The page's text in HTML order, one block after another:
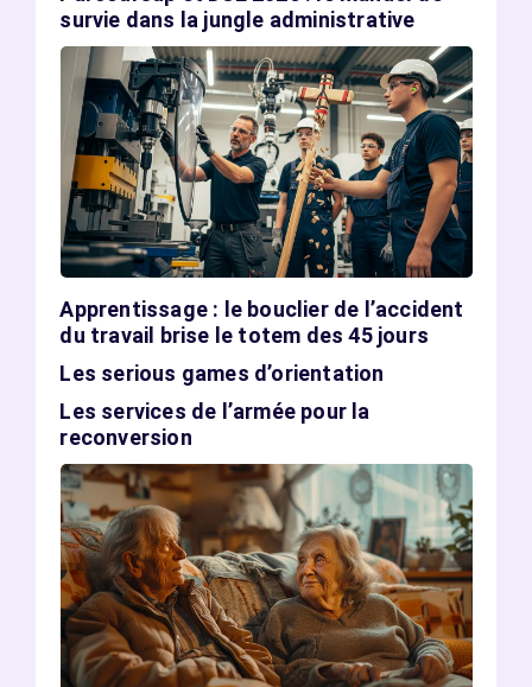
survie dans la jungle administrative
Apprentissage : le bouclier de l’accident
du travail brise le totem des 45 jours
Les serious games d’orientation
Les services de l’armée pour la
reconversion